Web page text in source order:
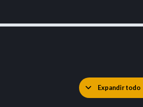
Expandir todo